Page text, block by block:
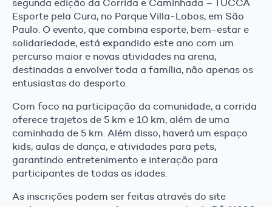
segunda edição da Corrida e Caminhada – TUCCA
Esporte pela Cura, no Parque Villa-Lobos, em São
Paulo. O evento, que combina esporte, bem-estar e
solidariedade, está expandido este ano com um
percurso maior e novas atividades na arena,
destinadas a envolver toda a família, não apenas os
entusiastas do desporto.
Com foco na participação da comunidade, a corrida
oferece trajetos de 5 km e 10 km, além de uma
caminhada de 5 km. Além disso, haverá um espaço
kids, aulas de dança, e atividades para pets,
garantindo entretenimento e interação para
participantes de todas as idades.
As inscrições podem ser feitas através do site